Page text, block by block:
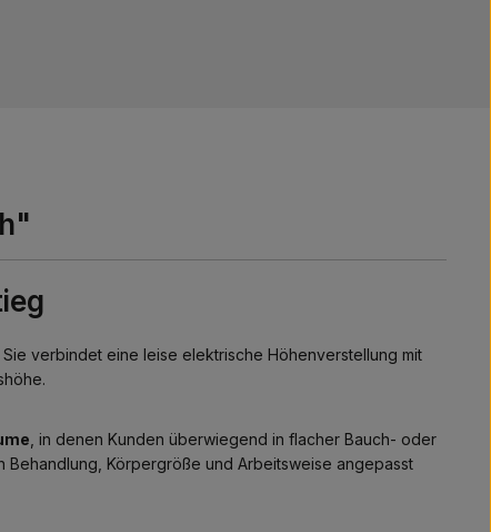
Sie verbindet eine leise elektrische Höhenverstellung mit
, in denen Kunden überwiegend in flacher Bauch- oder
Körpergröße und Arbeitsweise angepasst